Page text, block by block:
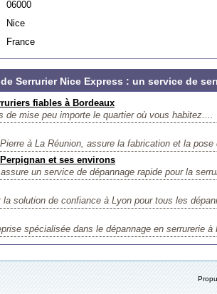
06000
Nice
France
Serrurier Nice Express : un service de
fiables à Bordeaux
de mise peu importe le quartier où vous habitez....
à La Réunion, assure la fabrication et la pose
et ses environs
un service de dépannage rapide pour la
solution de confiance à Lyon pour tous les
spécialisée dans le dépannage en serrurerie